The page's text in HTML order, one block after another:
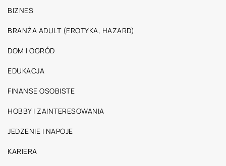
BIZNES
BRANŻA ADULT (EROTYKA, HAZARD)
DOM I OGRÓD
EDUKACJA
FINANSE OSOBISTE
HOBBY I ZAINTERESOWANIA
JEDZENIE I NAPOJE
KARIERA